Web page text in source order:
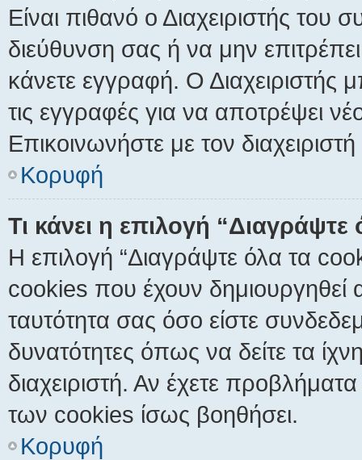
Είναι πιθανό ο Διαχειριστής του
διεύθυνση σας ή να μην
κάνετε εγγραφή. Ο Διαχειριστής
τις εγγραφές για να αποτρέψει
Επικοινωνήστε με τον
Κορυφή
Τι κάνει η επιλογή
Η επιλογή “Διαγράψτε όλα τα
cookies που έχουν δημιουργηθεί
ταυτότητα σας όσο είστε
δυνατότητες όπως να δείτε τα
διαχειριστή. Αν έχετε
των cookies ίσως βοηθήσει.
Κορυφή